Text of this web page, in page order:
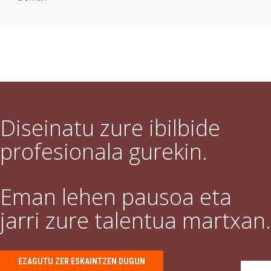
Diseinatu zure ibilbide
profesionala gurekin.
Eman lehen pausoa eta
jarri zure talentua martxan.
EZAGUTU ZER ESKAINTZEN DUGUN